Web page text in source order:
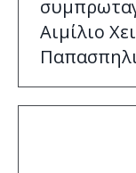
Αιμίλιο